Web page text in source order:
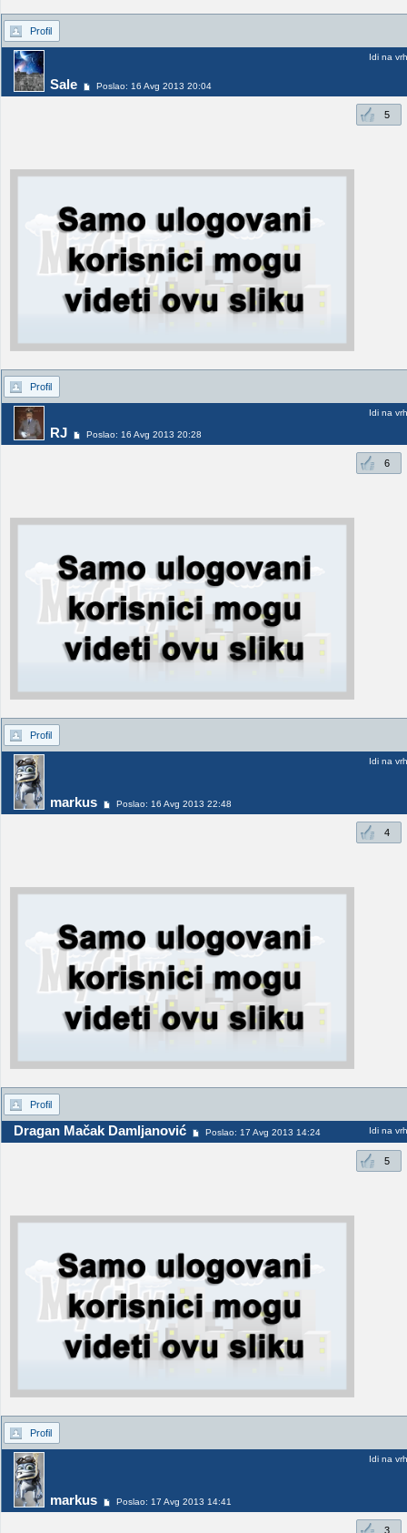
Profil
Sale Poslao: 16 Avg 2013 20:04
Idi na vrh
5
Profil
RJ Poslao: 16 Avg 2013 20:28
Idi na vrh
6
Profil
markus Poslao: 16 Avg 2013 22:48
Idi na vrh
4
Profil
Dragan Mačak Damljanović Poslao: 17 Avg 2013 14:24 Idi na vrh
5
Profil
markus Poslao: 17 Avg 2013 14:41
Idi na vrh
3